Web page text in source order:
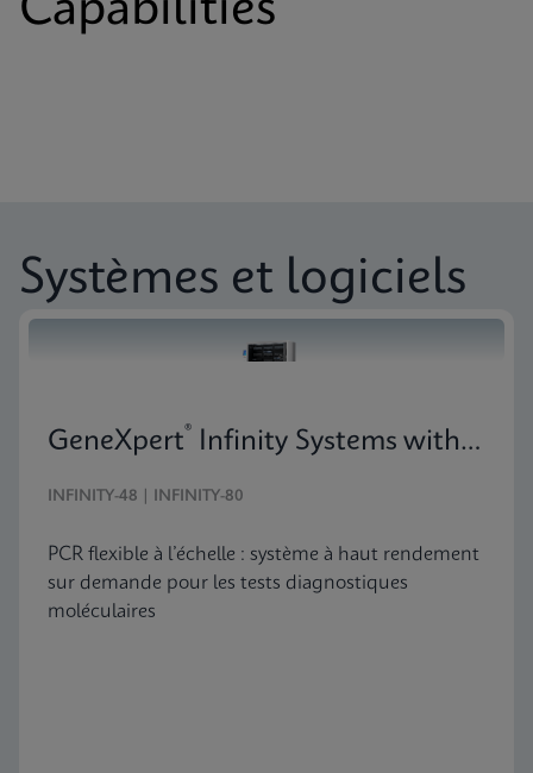
Capabilities
Systèmes et logiciels
GeneXpert® Infinity Systems with 10-Color Technology
INFINITY-48 | INFINITY-80
PCR flexible à l’échelle : système à haut rendement
sur demande pour les tests diagnostiques
moléculaires